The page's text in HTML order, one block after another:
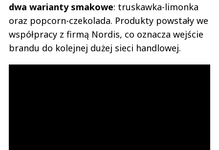
dwa warianty smakowe: truskawka-limonka
oraz popcorn-czekolada. Produkty powstały we
współpracy z firmą Nordis, co oznacza wejście
brandu do kolejnej dużej sieci handlowej.